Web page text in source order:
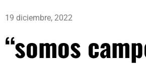
19 diciembre, 2022
“somos